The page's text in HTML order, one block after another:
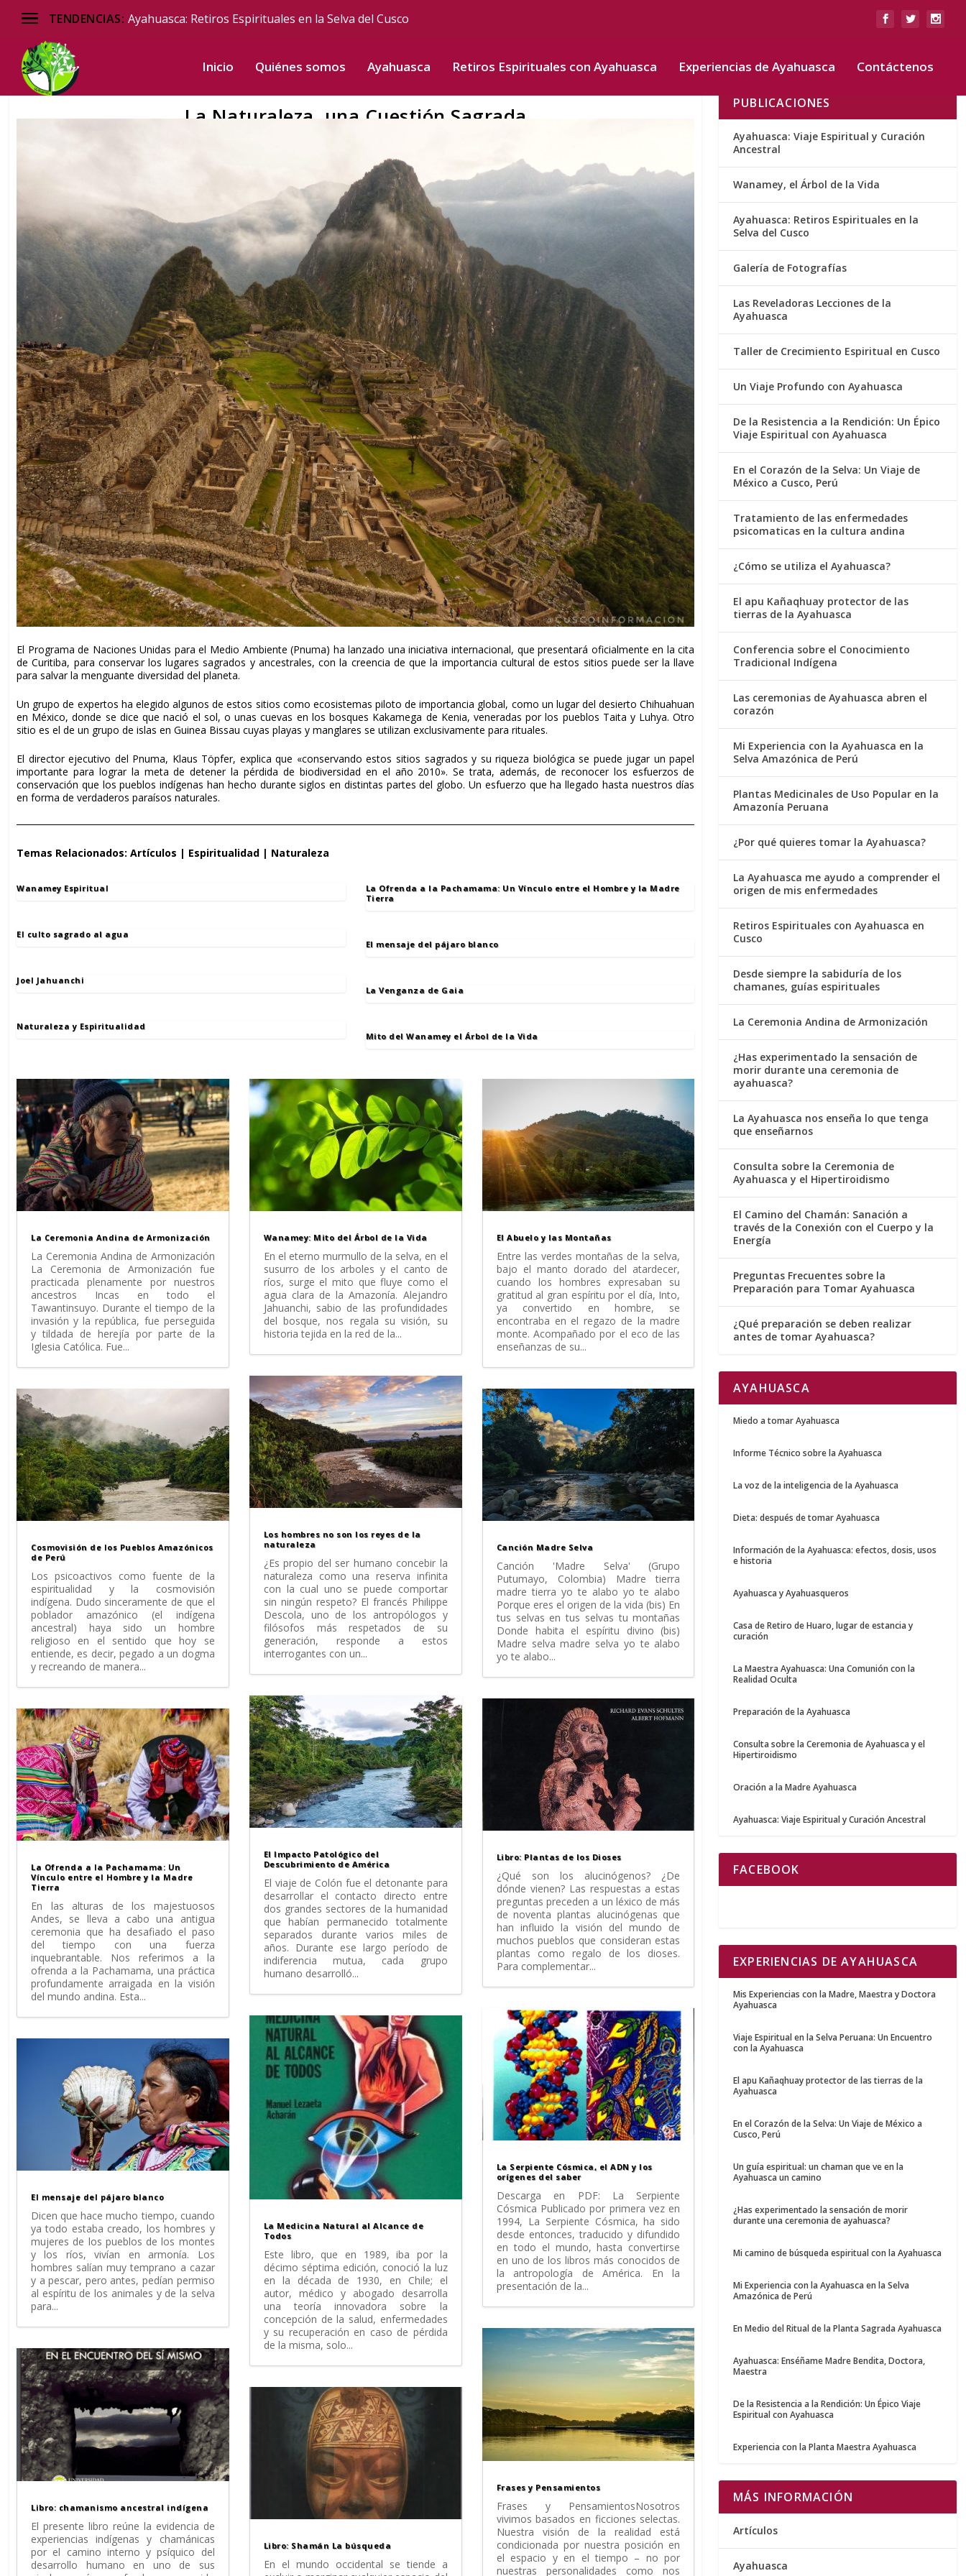
TENDENCIAS: Ayahuasca: Retiros Espirituales en la Selva del Cusco
Inicio Quiénes somos Ayahuasca Retiros Espirituales con Ayahuasca Experiencias de Ayahuasca Contáctenos
La Naturaleza, una Cuestión Sagrada
El Programa de Naciones Unidas para el Medio Ambiente (Pnuma) ha lanzado una iniciativa internacional, que presentará oficialmente en la cita
de Curitiba, para conservar los lugares sagrados y ancestrales, con la creencia de que la importancia cultural de estos sitios puede ser la llave
para salvar la menguante diversidad del planeta.
Un grupo de expertos ha elegido algunos de estos sitios como ecosistemas piloto de importancia global, como un lugar del desierto Chihuahuan
en México, donde se dice que nació el sol, o unas cuevas en los bosques Kakamega de Kenia, veneradas por los pueblos Taita y Luhya. Otro
sitio es el de un grupo de islas en Guinea Bissau cuyas playas y manglares se utilizan exclusivamente para rituales.
El director ejecutivo del Pnuma, Klaus Töpfer, explica que «conservando estos sitios sagrados y su riqueza biológica se puede jugar un papel
importante para lograr la meta de detener la pérdida de biodiversidad en el año 2010». Se trata, además, de reconocer los esfuerzos de
conservación que los pueblos indígenas han hecho durante siglos en distintas partes del globo. Un esfuerzo que ha llegado hasta nuestros días
en forma de verdaderos paraísos naturales.
Temas Relacionados:Artículos | Espiritualidad | Naturaleza
Wanamey Espiritual
El culto sagrado al agua
Joel Jahuanchi
Naturaleza y Espiritualidad
La Ofrenda a la Pachamama: Un Vínculo entre el Hombre y la Madre
Tierra
El mensaje del pájaro blanco
La Venganza de Gaia
Mito del Wanamey el Árbol de la Vida
La Ceremonia Andina de Armonización
La Ceremonia Andina de Armonización
La Ceremonia de Armonización fue
practicada plenamente por nuestros
ancestros Incas en todo el
Tawantinsuyo. Durante el tiempo de la
invasión y la república, fue perseguida
y tildada de herejía por parte de la
Iglesia Católica. Fue...
Cosmovisión de los Pueblos Amazónicos
de Perú
Los psicoactivos como fuente de la
espiritualidad y la cosmovisión
indígena. Dudo sinceramente de que el
poblador amazónico (el indígena
ancestral) haya sido un hombre
religioso en el sentido que hoy se
entiende, es decir, pegado a un dogma
y recreando de manera...
La Ofrenda a la Pachamama: Un
Vínculo entre el Hombre y la Madre
Tierra
En las alturas de los majestuosos
Andes, se lleva a cabo una antigua
ceremonia que ha desafiado el paso
del tiempo con una fuerza
inquebrantable. Nos referimos a la
ofrenda a la Pachamama, una práctica
profundamente arraigada en la visión
del mundo andina. Esta...
El mensaje del pájaro blanco
Dicen que hace mucho tiempo, cuando
ya todo estaba creado, los hombres y
mujeres de los pueblos de los montes
y los ríos, vivían en armonía. Los
hombres salían muy temprano a cazar
y a pescar, pero antes, pedían permiso
al espíritu de los animales y de la selva
para...
Libro: chamanismo ancestral indígena
El presente libro reúne la evidencia de
experiencias indígenas y chamánicas
por el camino interno y psíquico del
desarrollo humano en uno de sus
Wanamey: Mito del Árbol de la Vida
En el eterno murmullo de la selva, en el
susurro de los arboles y el canto de
ríos, surge el mito que fluye como el
agua clara de la Amazonía. Alejandro
Jahuanchi, sabio de las profundidades
del bosque, nos regala su visión, su
historia tejida en la red de la...
Los hombres no son los reyes de la
naturaleza
¿Es propio del ser humano concebir la
naturaleza como una reserva infinita
con la cual uno se puede comportar
sin ningún respeto? El francés Philippe
Descola, uno de los antropólogos y
filósofos más respetados de su
generación, responde a estos
interrogantes con un...
El Impacto Patológico del
Descubrimiento de América
El viaje de Colón fue el detonante para
desarrollar el contacto directo entre
dos grandes sectores de la humanidad
que habían permanecido totalmente
separados durante varios miles de
años. Durante ese largo período de
indiferencia mutua, cada grupo
humano desarrolló...
La Medicina Natural al Alcance de
Todos
Este libro, que en 1989, iba por la
décimo séptima edición, conoció la luz
en la década de 1930, en Chile; el
autor, médico y abogado desarrolla
una teoría innovadora sobre la
concepción de la salud, enfermedades
y su recuperación en caso de pérdida
de la misma, solo...
Libro: Shamán La búsqueda
En el mundo occidental se tiende a
El Abuelo y las Montañas
Entre las verdes montañas de la selva,
bajo el manto dorado del atardecer,
cuando los hombres expresaban su
gratitud al gran espíritu por el día, Into,
ya convertido en hombre, se
encontraba en el regazo de la madre
monte. Acompañado por el eco de las
enseñanzas de su...
Canción Madre Selva
Canción 'Madre Selva' (Grupo
Putumayo, Colombia) Madre tierra
madre tierra yo te alabo yo te alabo
Porque eres el origen de la vida (bis) En
tus selvas en tus selvas tu montañas
Donde habita el espíritu divino (bis)
Madre selva madre selva yo te alabo
yo te alabo...
Libro: Plantas de los Dioses
¿Qué son los alucinógenos? ¿De
dónde vienen? Las respuestas a estas
preguntas preceden a un léxico de más
de noventa plantas alucinógenas que
han influido la visión del mundo de
muchos pueblos que consideran estas
plantas como regalo de los dioses.
Para complementar...
La Serpiente Cósmica, el ADN y los
orígenes del saber
Descarga en PDF: La Serpiente
Cósmica Publicado por primera vez en
1994, La Serpiente Cósmica, ha sido
desde entonces, traducido y difundido
en todo el mundo, hasta convertirse
en uno de los libros más conocidos de
la antropología de América. En la
presentación de la...
Frases y Pensamientos
Frases y PensamientosNosotros
vivimos basados en ficciones selectas.
Nuestra visión de la realidad está
condicionada por nuestra posición en
el espacio y en el tiempo – no por
nuestras personalidades como nos
PUBLICACIONES
Ayahuasca: Viaje Espiritual y Curación
Ancestral
Wanamey, el Árbol de la Vida
Ayahuasca: Retiros Espirituales en la
Selva del Cusco
Galería de Fotografías
Las Reveladoras Lecciones de la
Ayahuasca
Taller de Crecimiento Espiritual en Cusco
Un Viaje Profundo con Ayahuasca
De la Resistencia a la Rendición: Un Épico
Viaje Espiritual con Ayahuasca
En el Corazón de la Selva: Un Viaje de
México a Cusco, Perú
Tratamiento de las enfermedades
psicomaticas en la cultura andina
¿Cómo se utiliza el Ayahuasca?
El apu Kañaqhuay protector de las
tierras de la Ayahuasca
Conferencia sobre el Conocimiento
Tradicional Indígena
Las ceremonias de Ayahuasca abren el
corazón
Mi Experiencia con la Ayahuasca en la
Selva Amazónica de Perú
Plantas Medicinales de Uso Popular en la
Amazonía Peruana
¿Por qué quieres tomar la Ayahuasca?
La Ayahuasca me ayudo a comprender el
origen de mis enfermedades
Retiros Espirituales con Ayahuasca en
Cusco
Desde siempre la sabiduría de los
chamanes, guías espirituales
La Ceremonia Andina de Armonización
¿Has experimentado la sensación de
morir durante una ceremonia de
ayahuasca?
La Ayahuasca nos enseña lo que tenga
que enseñarnos
Consulta sobre la Ceremonia de
Ayahuasca y el Hipertiroidismo
El Camino del Chamán: Sanación a
través de la Conexión con el Cuerpo y la
Energía
Preguntas Frecuentes sobre la
Preparación para Tomar Ayahuasca
¿Qué preparación se deben realizar
antes de tomar Ayahuasca?
AYAHUASCA
Miedo a tomar Ayahuasca
Informe Técnico sobre la Ayahuasca
La voz de la inteligencia de la Ayahuasca
Dieta: después de tomar Ayahuasca
Información de la Ayahuasca: efectos, dosis, usos
e historia
Ayahuasca y Ayahuasqueros
Casa de Retiro de Huaro, lugar de estancia y
curación
La Maestra Ayahuasca: Una Comunión con la
Realidad Oculta
Preparación de la Ayahuasca
Consulta sobre la Ceremonia de Ayahuasca y el
Hipertiroidismo
Oración a la Madre Ayahuasca
Ayahuasca: Viaje Espiritual y Curación Ancestral
FACEBOOK
EXPERIENCIAS DE AYAHUASCA
Mis Experiencias con la Madre, Maestra y Doctora
Ayahuasca
Viaje Espiritual en la Selva Peruana: Un Encuentro
con la Ayahuasca
El apu Kañaqhuay protector de las tierras de la
Ayahuasca
En el Corazón de la Selva: Un Viaje de México a
Cusco, Perú
Un guía espiritual: un chaman que ve en la
Ayahuasca un camino
¿Has experimentado la sensación de morir
durante una ceremonia de ayahuasca?
Mi camino de búsqueda espiritual con la Ayahuasca
Mi Experiencia con la Ayahuasca en la Selva
Amazónica de Perú
En Medio del Ritual de la Planta Sagrada Ayahuasca
Ayahuasca: Enséñame Madre Bendita, Doctora,
Maestra
De la Resistencia a la Rendición: Un Épico Viaje
Espiritual con Ayahuasca
Experiencia con la Planta Maestra Ayahuasca
MÁS INFORMACIÓN
Artículos
Ayahuasca